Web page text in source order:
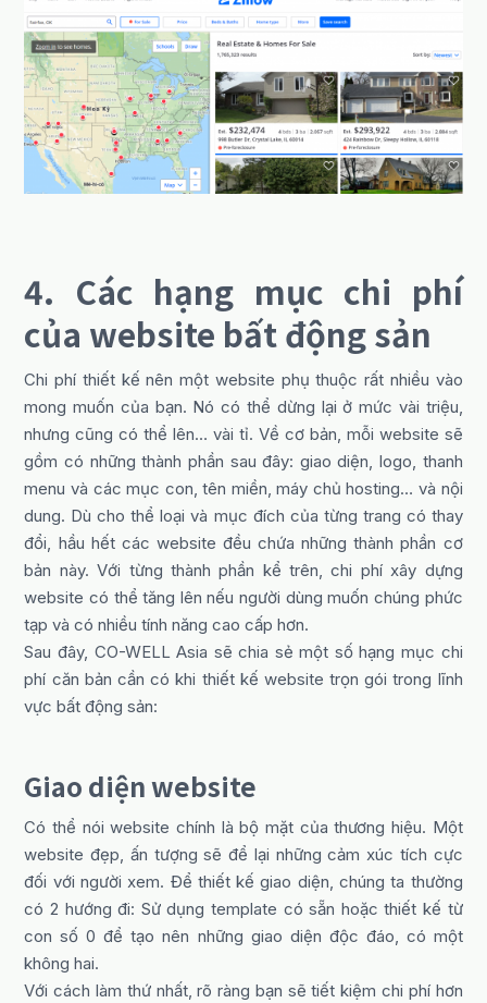
4. Các hạng mục chi phí
của website bất động sản
Chi phí thiết kế nên một website phụ thuộc rất nhiều vào
mong muốn của bạn. Nó có thể dừng lại ở mức vài triệu,
nhưng cũng có thể lên… vài tỉ. Về cơ bản, mỗi website sẽ
gồm có những thành phần sau đây: giao diện, logo, thanh
menu và các mục con, tên miền, máy chủ hosting… và nội
dung. Dù cho thể loại và mục đích của từng trang có thay
đổi, hầu hết các website đều chứa những thành phần cơ
bản này. Với từng thành phần kể trên, chi phí xây dựng
website có thể tăng lên nếu người dùng muốn chúng phức
tạp và có nhiều tính năng cao cấp hơn.
Sau đây, CO-WELL Asia sẽ chia sẻ một số hạng mục chi
phí căn bản cần có khi thiết kế website trọn gói trong lĩnh
vực bất động sản:
Giao diện website
Có thể nói website chính là bộ mặt của thương hiệu. Một
website đẹp, ấn tượng sẽ để lại những cảm xúc tích cực
đối với người xem. Để thiết kế giao diện, chúng ta thường
có 2 hướng đi: Sử dụng template có sẵn hoặc thiết kế từ
con số 0 để tạo nên những giao diện độc đáo, có một
không hai.
Với cách làm thứ nhất, rõ ràng bạn sẽ tiết kiệm chi phí hơn